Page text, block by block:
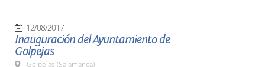
12/08/2017
Inauguración del Ayuntamiento de
Golpejas
Golpejas (Salamanca)